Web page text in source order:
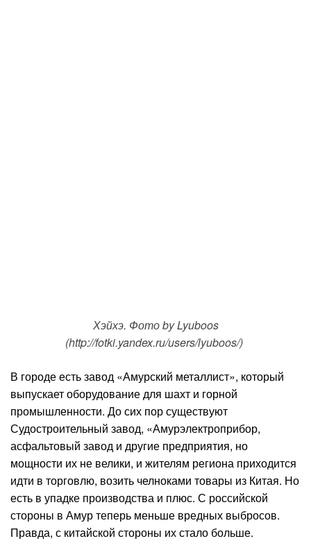
Хэйхэ. Фото by Lyuboos
(http://fotki.yandex.ru/users/lyuboos/)
В городе есть завод «Амурский металлист», который
выпускает оборудование для шахт и горной
промышленности. До сих пор существуют
Судостроительный завод, «Амурэлектроприбор,
асфальтовый завод и другие предприятия, но
мощности их не велики, и жителям региона приходится
идти в торговлю, возить челноками товары из Китая. Но
есть в упадке производства и плюс. С российской
стороны в Амур теперь меньше вредных выбросов.
Правда, с китайской стороны их стало больше.